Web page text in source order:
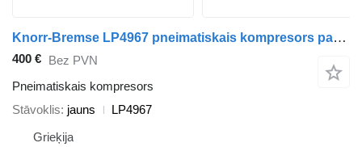
Knorr-Bremse LP4967 pneimatiskais kompresors paredzēts Volvo B10M autobusa
400 € Bez PVN
Pneimatiskais kompresors
Stāvoklis jauns
LP4967
Grieķija